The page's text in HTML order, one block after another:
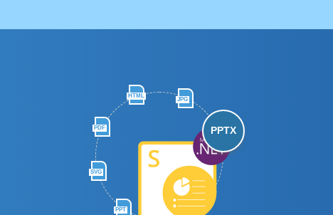
HTML
JPG
PDF
SVG
PPT
PPTX